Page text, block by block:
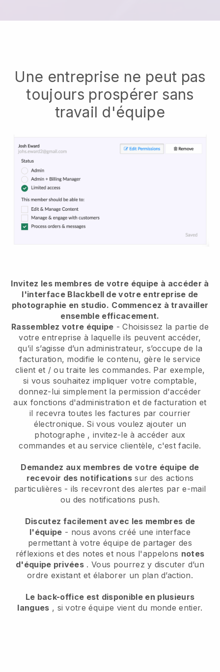
Une entreprise ne peut pas
toujours prospérer sans
travail d'équipe
Invitez les membres de votre équipe à accéder à
l'interface Blackbell de votre entreprise de
photographie en studio. Commencez à travailler
ensemble efficacement.
Rassemblez votre équipe - Choisissez la partie de
votre entreprise à laquelle ils peuvent accéder,
qu’il s’agisse d’un administrateur, s’occupe de la
facturation, modifie le contenu, gère le service
client et / ou traite les commandes. Par exemple,
si vous souhaitez impliquer votre comptable,
donnez-lui simplement la permission d'accéder
aux fonctions d'administration et de facturation et
il recevra toutes les factures par courrier
électronique. Si vous voulez ajouter un
photographe , invitez-le à accéder aux
commandes et au service clientèle, c'est facile.
Demandez aux membres de votre équipe de
recevoir des notifications sur des actions
particulières - ils recevront des alertes par e-mail
ou des notifications push.
Discutez facilement avec les membres de
l'équipe - nous avons créé une interface
permettant à votre équipe de partager des
réflexions et des notes et nous l'appelons notes
d'équipe privées . Vous pourrez y discuter d’un
ordre existant et élaborer un plan d’action.
Le back-office est disponible en plusieurs
langues , si votre équipe vient du monde entier.